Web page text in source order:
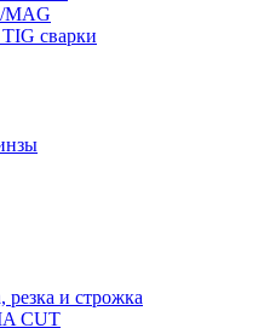
MAG
сварки
резка и строжка
CUT